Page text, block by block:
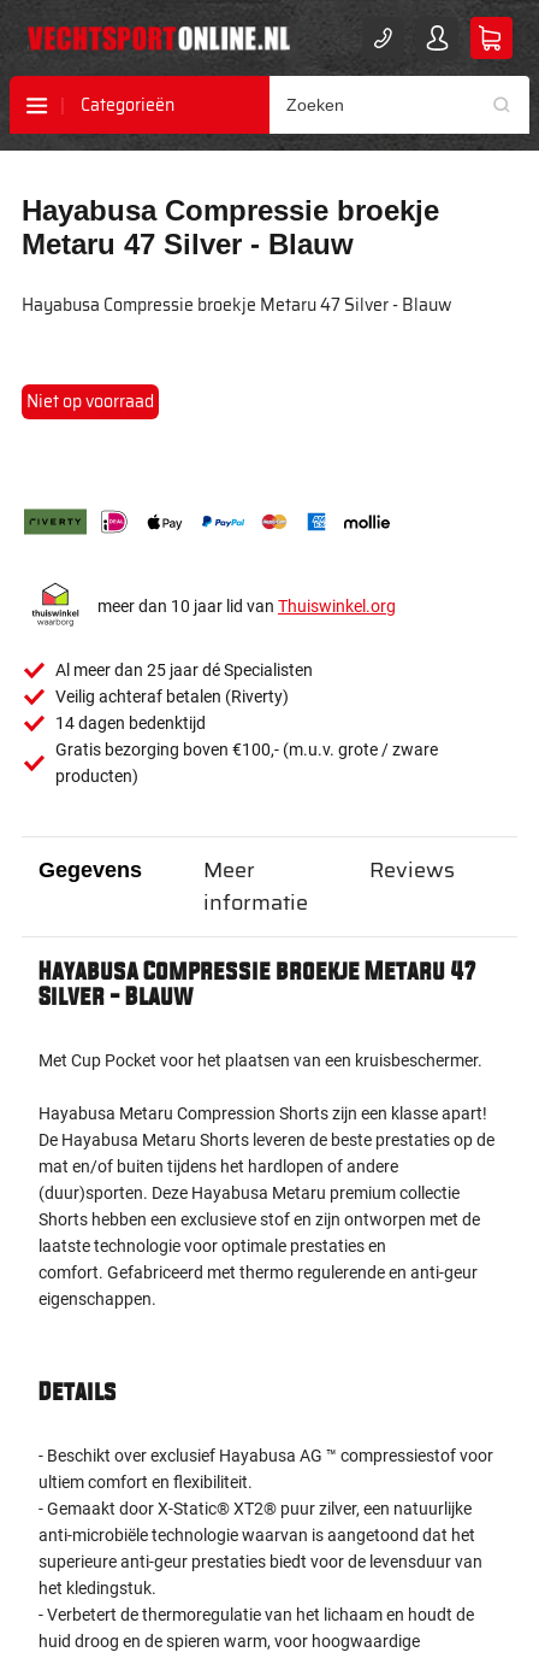
Categorieën
naar
het
einde
de
naar
het
begin
de
Hayabusa Compressie broekje
Metaru 47 Silver - Blauw
Hayabusa Compressie broekje Metaru 47 Silver - Blauw
Niet op voorraad
meer dan 10 jaar lid van Thuiswinkel.org
Al meer dan 25 jaar dé Specialisten
Veilig achteraf betalen (Riverty)
14 dagen bedenktijd
Gratis bezorging boven €100,- (m.u.v. grote / zware
producten)
Gegevens
Hayabusa Compressie broekje Metaru 47
Silver - Blauw
Met Cup Pocket voor het plaatsen van een kruisbeschermer.
Hayabusa Metaru Compression Shorts zijn een klasse apart!
De Hayabusa Metaru Shorts leveren de beste prestaties op de
mat en/of buiten tijdens het hardlopen of andere
(duur)sporten. Deze Hayabusa Metaru premium collectie
Shorts hebben een exclusieve stof en zijn ontworpen met de
laatste technologie voor optimale prestaties en
comfort. Gefabriceerd met thermo regulerende en anti-geur
eigenschappen.
Details
- Beschikt over exclusief Hayabusa AG ™ compressiestof voor
ultiem comfort en flexibiliteit.
- Gemaakt door X-Static® XT2® puur zilver, een natuurlijke
anti-microbiële technologie waarvan is aangetoond dat het
superieure anti-geur prestaties biedt voor de levensduur van
het kledingstuk.
- Verbetert de thermoregulatie van het lichaam en houdt de
huid droog en de spieren warm, voor hoogwaardige
Meer
informatie
Reviews